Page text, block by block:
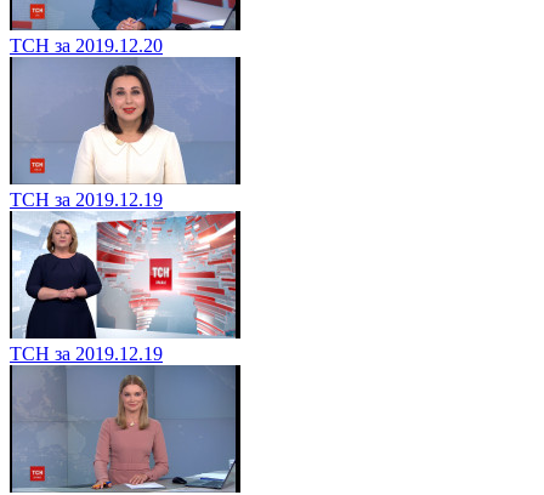
ТСН за 2019.12.20
ТСН за 2019.12.19
ТСН за 2019.12.19